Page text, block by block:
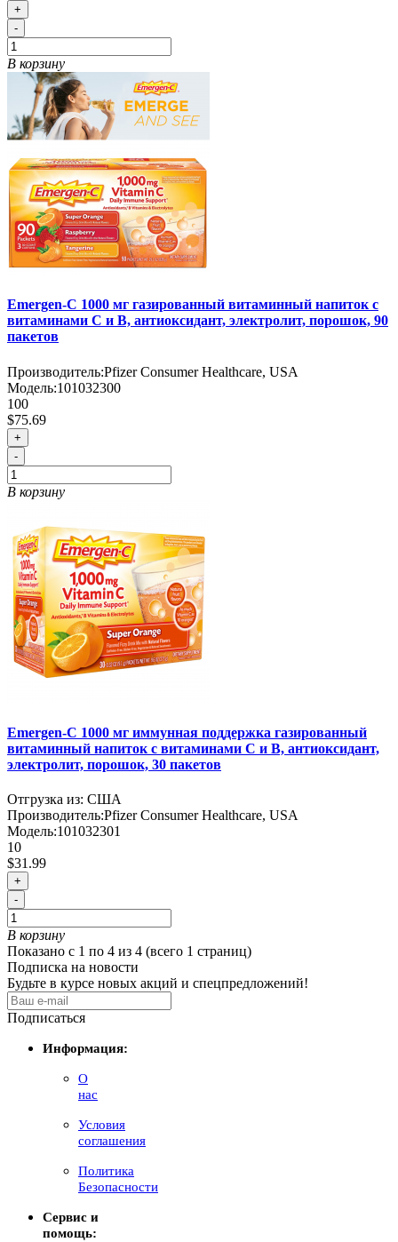
+
-
В корзину
Emergen-C 1000 мг газированный витаминный напиток с
витаминами C и B, антиоксидант, электролит, порошок, 90
пакетов
Производитель:Pfizer Consumer Healthcare, USA
Модель:101032300
100
$75.69
+
-
В корзину
Emergen-C 1000 мг иммунная поддержка газированный
витаминный напиток с витаминами C и B, антиоксидант,
электролит, порошок, 30 пакетов
Отгрузка из: США
Производитель:Pfizer Consumer Healthcare, USA
Модель:101032301
10
$31.99
+
-
В корзину
Показано с 1 по 4 из 4 (всего 1 страниц)
Подписка на новости
Будьте в курсе новых акций и спецпредложений!
Подписаться
Информация:
О
нас
Условия
соглашения
Политика
Безопасности
Сервис и
помощь: